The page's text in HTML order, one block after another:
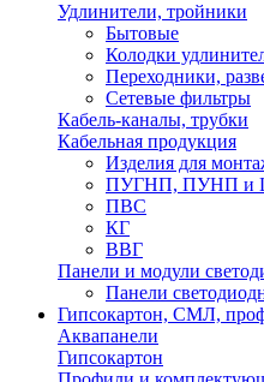
Удлинители, тройники
Бытовые
Колодки
Переходники,
Сетевые фильтры
Кабель-каналы, трубки
Кабельная продукция
Изделия для
ПУГНП, ПУНП и
ПВС
КГ
ВВГ
Панели и модули
Панели
Гипсокартон, СМЛ,
Аквапанели
Гипсокартон